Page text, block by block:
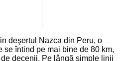
deşertul Nazca din Peru, o
se întind pe mai bine de 80 km,
decenii. Pe lângă simple linii